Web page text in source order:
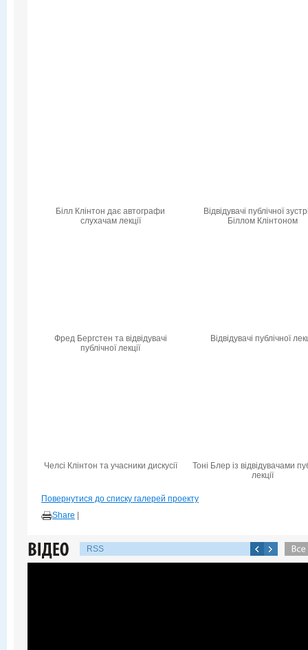
Білл Клінтон дає автографи
слухачам лекції
Відвідувачі публічної
Біллом Клінтоном
Фред Бергстен та відвідувачі
публічної лекції
Відвідувачі публічної
Челсі Клінтон та учасники дискусії
Тоні Блер із відвідувачами
лекції
Повернутися до списку галерей проекту
Share
RSS